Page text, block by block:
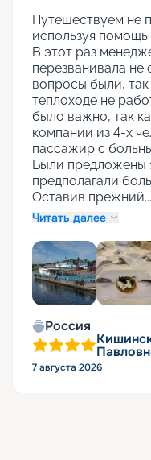
Путешествуем не
используя
В этот раз
перезванивала не
вопросы были, так
теплоходе не
было важно, так
компании из 4-х
пассажир с
Были предложены
предполагали
Оставив прежний...
Читать далее
Россия
7 августа 2026